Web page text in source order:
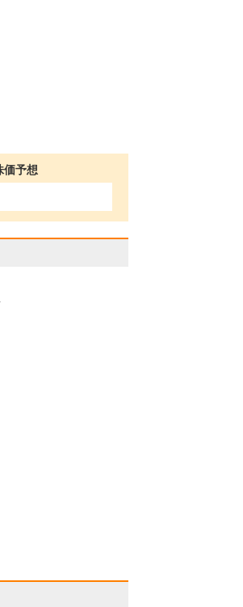
価予想